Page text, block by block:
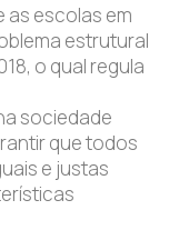
as escolas em
estrutural
o qual regula
sociedade
que todos
e justas